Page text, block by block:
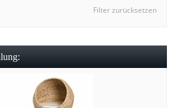
Filter zurücksetzen